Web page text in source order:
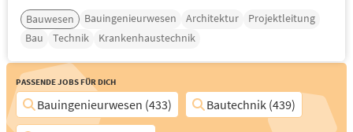
Bauwesen Bauingenieurwesen Architektur
Projektleitung
Bau
Technik Krankenhaustechnik
Passende Jobs für Dich
Bauingenieurwesen (433)
Bautechnik (439)